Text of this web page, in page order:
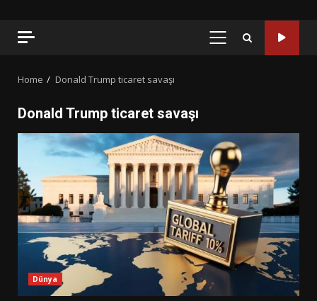
PRIMARY
Home Donald Trump ticaret savaşı
Donald Trump ticaret savaşı
Dünya